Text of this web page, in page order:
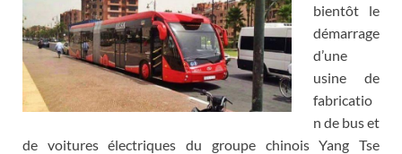
bientôt le
démarrage
d’une
usine de
fabricatio
n de bus et
de voitures électriques du groupe chinois Yang Tse